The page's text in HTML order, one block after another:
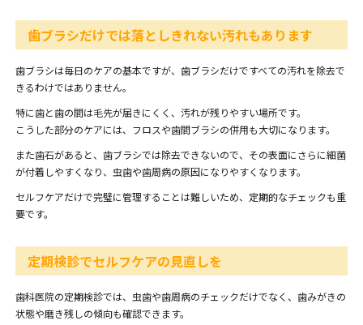
歯ブラシだけでは落としきれない汚れもあります
歯ブラシは毎日のケアの基本ですが、歯ブラシだけですべての汚れを除去で
きるわけではありません。
特に歯と歯の間は毛先が届きにくく、汚れが残りやすい場所です。
こうした部分のケアには、フロスや歯間ブラシの併用も大切になります。
また歯石があると、歯ブラシでは除去できないので、その表面にさらに細菌
が付着しやすくなり、虫歯や歯周病の原因になりやすくなります。
セルフケアだけで完璧に管理することは難しいため、定期的なチェックも重
要です。
定期検診でセルフケアの見直しを
歯科医院の定期検診では、虫歯や歯周病のチェックだけでなく、歯みがきの
状態や磨き残しの傾向も確認できます。